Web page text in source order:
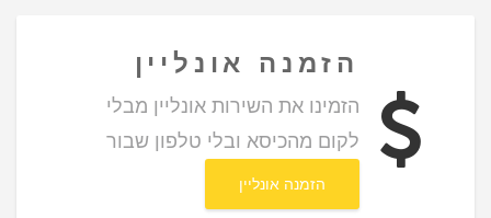
הזמנה אונליין
הזמינו את השירות אונליין מבלי
לקום מהכיסא ובלי טלפון שבור
הזמנה אונליין